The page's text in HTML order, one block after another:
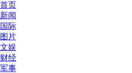
首页
新闻
国际
图片
文娱
财经
军事